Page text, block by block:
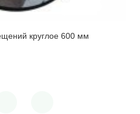
круглое 600 мм